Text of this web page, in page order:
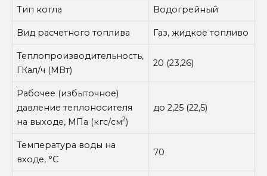
Тип котла Водогрейный
Вид расчетного топлива Газ, жидкое топливо
Теплопроизводительность,
ГКал/ч (МВт)
20 (23,26)
Рабочее (избыточное)
давление теплоносителя
на выходе, МПа (кгс/см2)
до 2,25 (22,5)
Температура воды на
входе, °С
70